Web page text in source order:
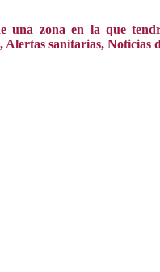
una zona en la que
Alertas sanitarias, Noticias